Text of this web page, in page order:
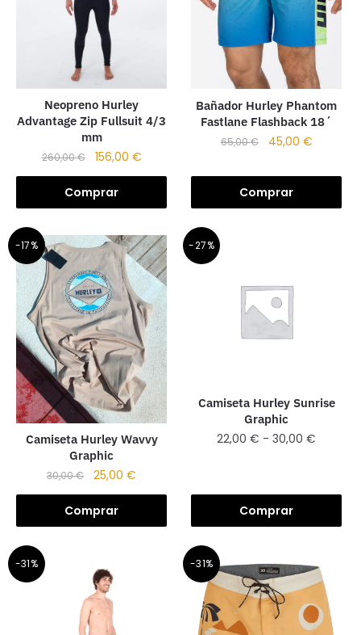
Neopreno Hurley
Advantage Zip Fullsuit 4/3
mm
260,00€ 156,00 €
Comprar
Bañador Hurley Phantom
Fastlane Flashback 18´
65,00€ 45,00 €
Comprar
-17%
Camiseta Hurley Wavvy
Graphic
30,00€ 25,00€
Comprar
-27%
Camiseta Hurley Sunrise
Graphic
22,00€ - 30,00€
Comprar
-31% -31%